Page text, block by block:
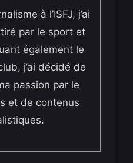
à l’ISFJ, j’ai
par le sport et
également le
j’ai décidé de
passion par le
et de contenus